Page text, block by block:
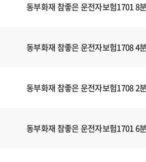
동부화재 참좋은 운전자보험1701 8분
동부화재 참좋은 운전자보험1708 4분
동부화재 참좋은 운전자보험1708 2분
동부화재 참좋은 운전자보험1701 6분